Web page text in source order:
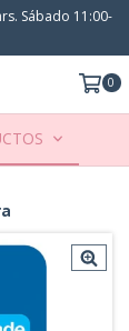
Sábado 11:00-
0